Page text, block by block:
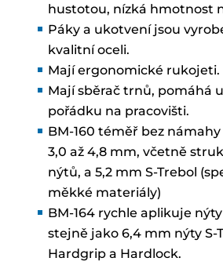
hustotou, nízká hmotnost
Páky a ukotvení jsou
kvalitní oceli.
Mají ergonomické rukojeti.
Mají sběrač trnů, pomáhá
pořádku na pracovišti.
BM-160 téměř bez
3,0 až 4,8 mm, včetně
nýtů, a 5,2 mm S-Trebol
měkké materiály)
BM-164 rychle aplikuje
stejně jako 6,4 mm nýty S-
Hardgrip a Hardlock.